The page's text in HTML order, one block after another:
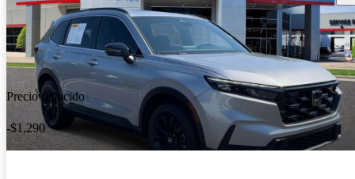
Precio reducido
-$1,290